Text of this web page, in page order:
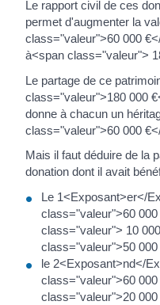
Le rapport civil de ces
permet d'augmenter la
class="valeur">60 000
à<span class="valeur">
Le partage de ce
class="valeur">180 000
donne à chacun un
class="valeur">60 000
Mais il faut déduire de la
donation dont il avait
Le 1<Exposant>er</
class="valeur">60
class="valeur"> 10
class="valeur">50
le 2<Exposant>nd</
class="valeur">60
class="valeur">20